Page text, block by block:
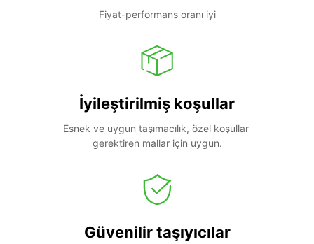
Fiyat-performans oranı iyi
İyileştirilmiş koşullar
Esnek ve uygun taşımacılık, özel koşullar
gerektiren mallar için uygun.
Güvenilir taşıyıcılar